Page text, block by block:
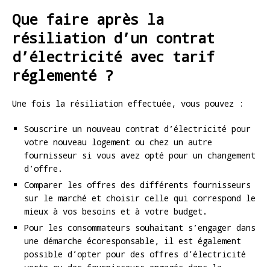
Que faire après la
résiliation d’un contrat
d’électricité avec tarif
réglementé ?
Une fois la résiliation effectuée, vous pouvez :
Souscrire un nouveau contrat d’électricité pour
votre nouveau logement ou chez un autre
fournisseur si vous avez opté pour un changement
d’offre.
Comparer les offres des différents fournisseurs
sur le marché et choisir celle qui correspond le
mieux à vos besoins et à votre budget.
Pour les consommateurs souhaitant s’engager dans
une démarche écoresponsable, il est également
possible d’opter pour des offres d’électricité